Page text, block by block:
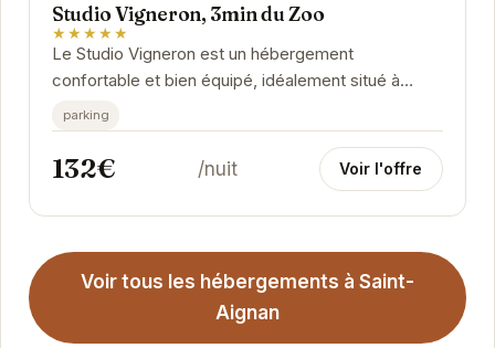
Studio Vigneron, 3min du Zoo
★★★★★
Le Studio Vigneron est un hébergement
confortable et bien équipé, idéalement situé à
proximité du Zoo de Beauval. Il offre un espace de
vie...
parking
132€ /nuit Voir l'offre
Voir tous les hébergements à Saint-
Aignan